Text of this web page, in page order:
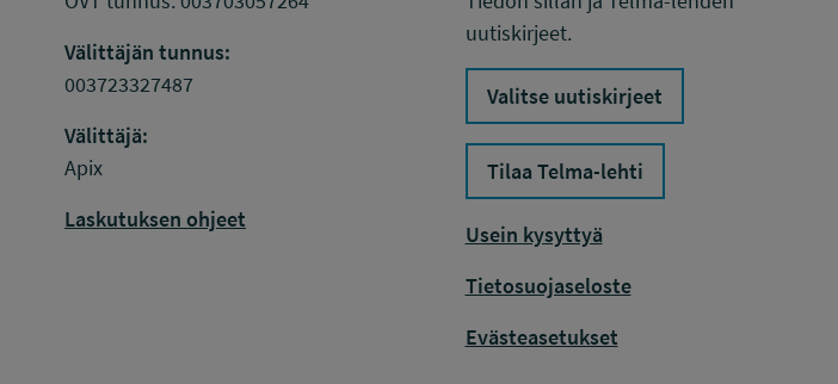
Välittäjän tunnus:
003723327487
Välittäjä:
Apix
Laskutuksen ohjeet
uutiskirjeet.
Valitse uutiskirjeet
Tilaa Telma-lehti
Usein kysyttyä
Tietosuojaseloste
Evästeasetukset